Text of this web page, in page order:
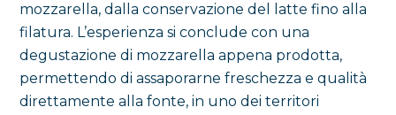
mozzarella, dalla conservazione del latte fino alla
filatura. L’esperienza si conclude con una
degustazione di mozzarella appena prodotta,
permettendo di assaporarne freschezza e qualità
direttamente alla fonte, in uno dei territori